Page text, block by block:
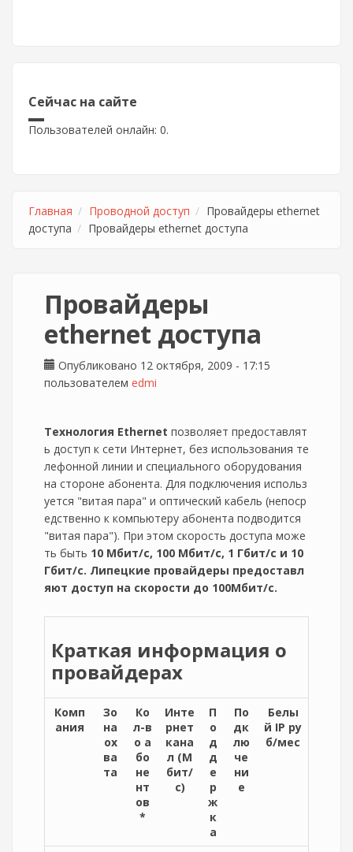
Сейчас на сайте
Пользователей онлайн: 0.
Главная Проводной доступ
Провайдеры ethernet
доступа
Провайдеры ethernet доступа
Провайдеры
ethernet доступа
Опубликовано 12 октября, 2009 - 17:15
пользователем edmi
Технология Ethernet позволяет предоставлят
ь доступ к сети Интернет, без использования те
лефонной линии и специального оборудования
на стороне абонента. Для подключения использ
уется "витая пара" и оптический кабель (непоср
едственно к компьютеру абонента подводится
"витая пара"). При этом скорость доступа може
ть быть 10 Мбит/с, 100 Мбит/с, 1 Гбит/с и 10
Гбит/с. Липецкие провайдеры предоставл
яют доступ на скорости до 100Мбит/с.
Краткая информация о
провайдерах
Комп
ания
Зо
на
ох
ва
та
Ко
л-в
о а
бо
не
нт
ов
*
Инте
рнет
кана
л (М
бит/
с)
П
о
д
д
е
р
ж
к
а
По
дк
лю
че
ни
е
Белы
й IP ру
б/мес